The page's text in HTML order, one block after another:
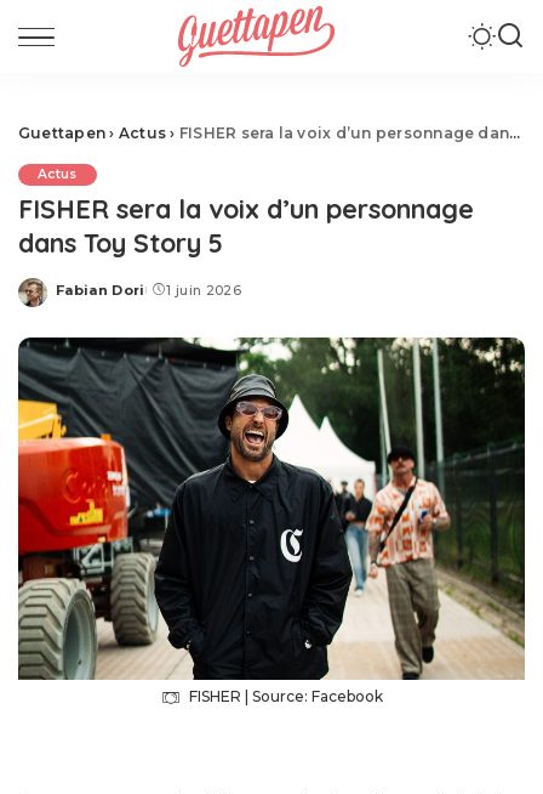
Guettapen › Actus › FISHER sera la voix d’un personnage dans Toy Story 5
Actus
FISHER sera la voix d’un personnage
dans Toy Story 5
Posted
Fabian Dori 1 juin 2026
FISHER | Source: Facebook